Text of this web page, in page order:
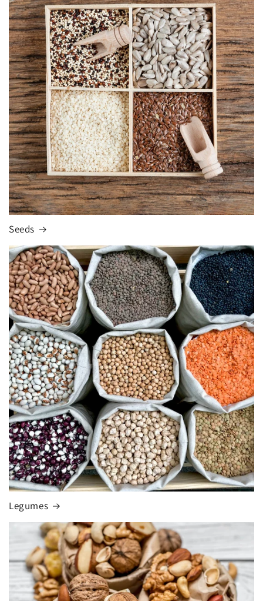
Seeds
Legumes